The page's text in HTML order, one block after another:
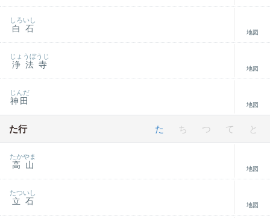
白石
しろいし
地図
浄法寺
じょうぼうじ
地図
神田
じんだ
地図
た行 た ち つ て と
高山
たかやま
地図
立石
たついし
地図